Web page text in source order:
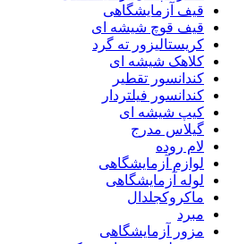
قیف آزمایشگاهی
قیف قوچ شیشه ای
کریستالیزور ته گرد
کلاهک شیشه ای
کندانسور تقطیر
کندانسور فیلتردار
کیپ شیشه ای
گیلاس مدرج
لام روده
لوازم آزمایشگاهی
لوله آزمایشگاهی
ماکروکجلدال
مبرد
مزور آزمایشگاهی